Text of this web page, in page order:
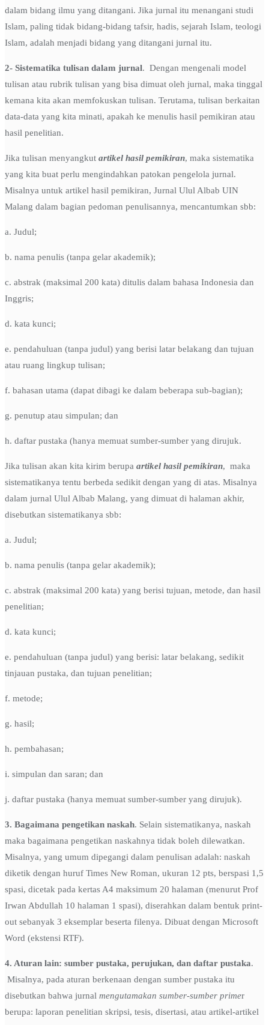
dalam bidang ilmu yang ditangani. Jika jurnal itu menangani studi
Islam, paling tidak bidang-bidang tafsir, hadis, sejarah Islam, teologi
Islam, adalah menjadi bidang yang ditangani jurnal itu.
2- Sistematika tulisan dalam jurnal. Dengan mengenali model
tulisan atau rubrik tulisan yang bisa dimuat oleh jurnal, maka tinggal
kemana kita akan memfokuskan tulisan. Terutama, tulisan berkaitan
data-data yang kita minati, apakah ke menulis hasil pemikiran atau
hasil penelitian.
Jika tulisan menyangkut artikel hasil pemikiran, maka sistematika
yang kita buat perlu mengindahkan patokan pengelola jurnal.
Misalnya untuk artikel hasil pemikiran, Jurnal Ulul Albab UIN
Malang dalam bagian pedoman penulisannya, mencantumkan sbb:
a. Judul;
b. nama penulis (tanpa gelar akademik);
c. abstrak (maksimal 200 kata) ditulis dalam bahasa Indonesia dan
Inggris;
d. kata kunci;
e. pendahuluan (tanpa judul) yang berisi latar belakang dan tujuan
atau ruang lingkup tulisan;
f. bahasan utama (dapat dibagi ke dalam beberapa sub-bagian);
g. penutup atau simpulan; dan
h. daftar pustaka (hanya memuat sumber-sumber yang dirujuk.
Jika tulisan akan kita kirim berupa artikel hasil pemikiran, maka
sistematikanya tentu berbeda sedikit dengan yang di atas. Misalnya
dalam jurnal Ulul Albab Malang, yang dimuat di halaman akhir,
disebutkan sistematikanya sbb:
a. Judul;
b. nama penulis (tanpa gelar akademik);
c. abstrak (maksimal 200 kata) yang berisi tujuan, metode, dan hasil
penelitian;
d. kata kunci;
e. pendahuluan (tanpa judul) yang berisi: latar belakang, sedikit
tinjauan pustaka, dan tujuan penelitian;
f. metode;
g. hasil;
h. pembahasan;
i. simpulan dan saran; dan
j. daftar pustaka (hanya memuat sumber-sumber yang dirujuk).
3. Bagaimana pengetikan naskah. Selain sistematikanya, naskah
maka bagaimana pengetikan naskahnya tidak boleh dilewatkan.
Misalnya, yang umum dipegangi dalam penulisan adalah: naskah
diketik dengan huruf Times New Roman, ukuran 12 pts, berspasi 1,5
spasi, dicetak pada kertas A4 maksimum 20 halaman (menurut Prof
Irwan Abdullah 10 halaman 1 spasi), diserahkan dalam bentuk print-
out sebanyak 3 eksemplar beserta filenya. Dibuat dengan Microsoft
Word (ekstensi RTF).
4. Aturan lain: sumber pustaka, perujukan, dan daftar pustaka.
Misalnya, pada aturan berkenaan dengan sumber pustaka itu
disebutkan bahwa jurnal mengutamakan sumber-sumber primer
berupa: laporan penelitian skripsi, tesis, disertasi, atau artikel-artikel